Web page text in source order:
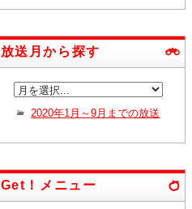
放送月から探す
2020年1月～9月までの放送
Get！メニュー